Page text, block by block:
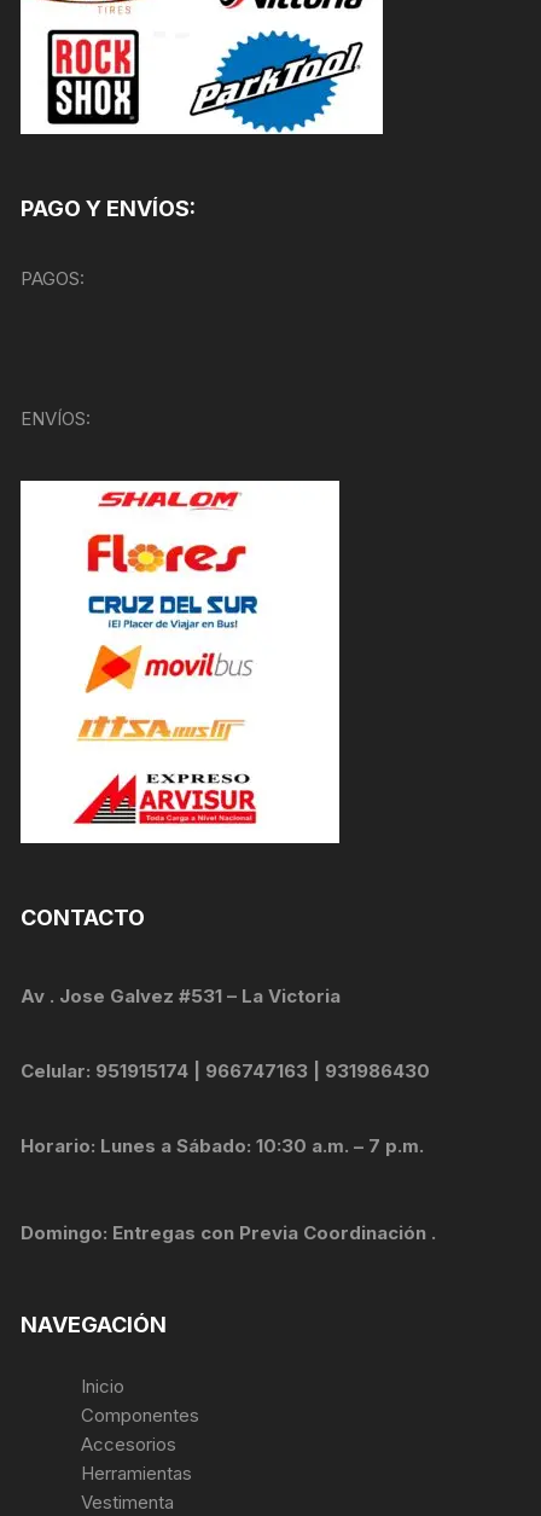
PAGO Y ENVÍOS:
PAGOS:
ENVÍOS:
CONTACTO
Av . Jose Galvez #531 – La Victoria
Celular: 951915174 | 966747163 | 931986430
Horario: Lunes a Sábado: 10:30 a.m. – 7 p.m.
Domingo: Entregas con Previa Coordinación .
NAVEGACIÓN
Inicio
Componentes
Accesorios
Herramientas
Vestimenta